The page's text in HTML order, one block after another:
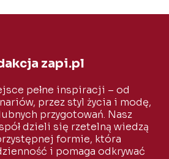
zapi.pl
pełne inspiracji – od
przez styl życia i modę,
przygotowań. Nasz
dzieli się rzetelną wiedzą
formie, która
i pomaga odkrywać